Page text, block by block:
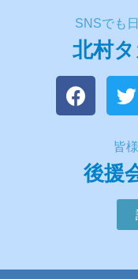
北村
SNSでも
後援
皆